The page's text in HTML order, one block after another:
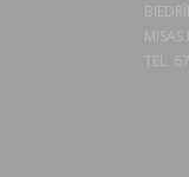
TEL.